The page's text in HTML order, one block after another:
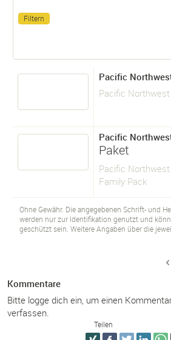
Pacific
Pacific Northwest
Pacific
Paket
Pacific Northwest
Family Pack
Ohne Gewähr. Die angegebenen Schrift- und
werden nur zur Identifikation genutzt und
geschützt sein. Weitere Angaben über die
Kommentare
Bitte logge dich ein, um einen
verfassen.
Teilen